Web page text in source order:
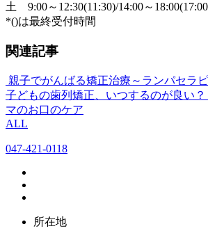
土 9:00～12:30(11:30)/14:00～
*()は最終受付時間
関連記事
親子でがんばる矯正治療～ランパセラ
子どもの歯列矯正、いつするのが良い？
マのお口のケア
ALL
047-421-0118
所在地